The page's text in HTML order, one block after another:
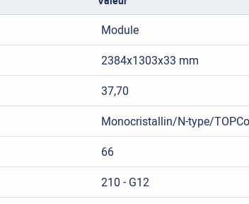
Module
2384x1303x33 mm
37,70
Monocristallin/N-type/
66
210 - G12